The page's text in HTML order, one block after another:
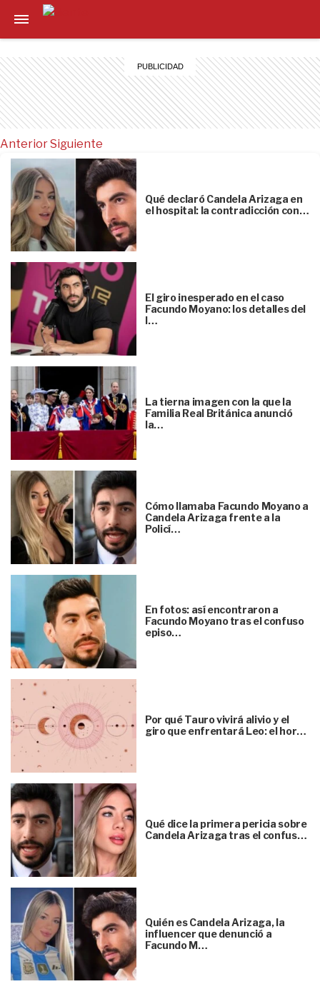
Anterior
Qué declaró Candela Arizaga en
el hospital: la contradicción con…
El giro inesperado en el caso
Facundo Moyano: los detalles del
l…
La tierna imagen con la que la
Familia Real Británica anunció
la…
Cómo llamaba Facundo Moyano a
Candela Arizaga frente a la
Policí…
En fotos: así encontraron a
Facundo Moyano tras el confuso
episo…
Por qué Tauro vivirá alivio y el
giro que enfrentará Leo: el hor…
Qué dice la primera pericia sobre
Candela Arizaga tras el confus…
Quién es Candela Arizaga, la
influencer que denunció a
Facundo M…
Siguiente